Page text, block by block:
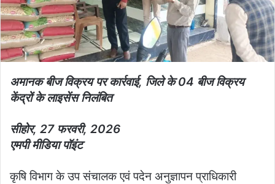
i
l
अमानक बीज विक्रय पर कार्रवाई, जिले के 04 बीज विक्रय
केंद्रों के लाइसेंस निलंबित
सीहोर, 27 फरवरी, 2026
एमपी मीडिया पॉइंट
कृषि विभाग के उप संचालक एवं पदेन अनुज्ञापन प्राधिकारी